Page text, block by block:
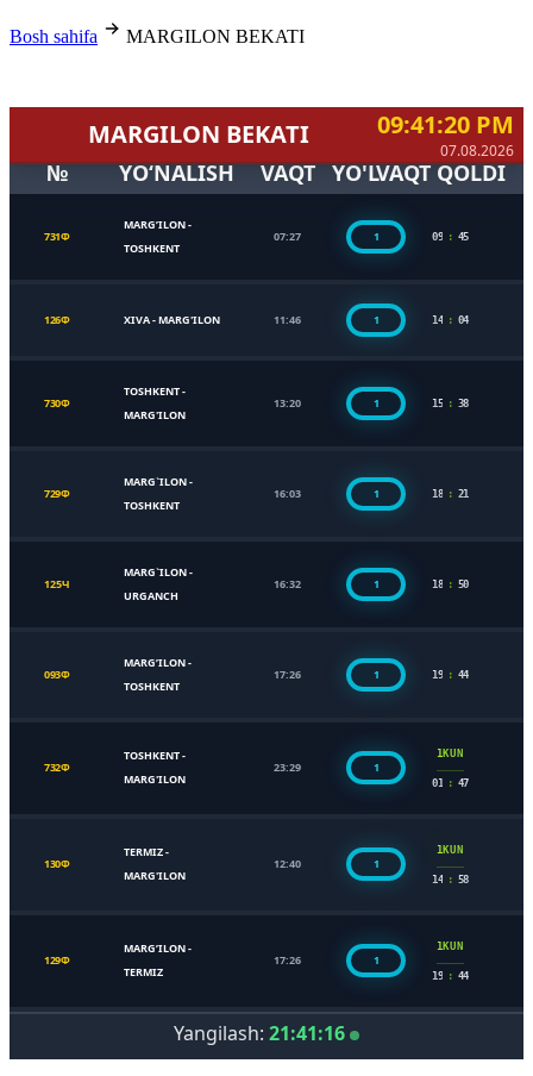
Bosh sahifa MARGILON BEKATI